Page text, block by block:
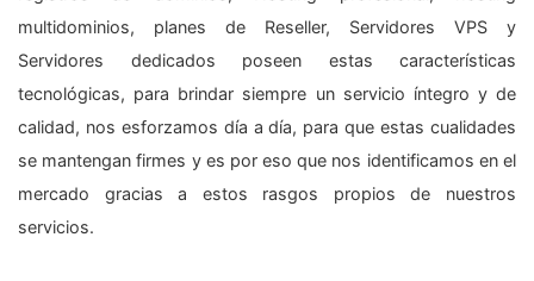
multidominios, planes de Reseller, Servidores VPS y
Servidores dedicados poseen estas características
tecnológicas, para brindar siempre un servicio íntegro y de
calidad, nos esforzamos día a día, para que estas cualidades
se mantengan firmes y es por eso que nos identificamos en el
mercado gracias a estos rasgos propios de nuestros
servicios.